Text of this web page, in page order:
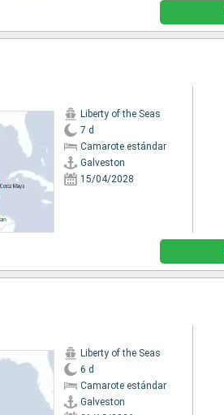
Liberty of the Seas
7 d
Camarote estándar
Galveston
15/04/2028
Liberty of the Seas
6 d
Camarote estándar
Galveston